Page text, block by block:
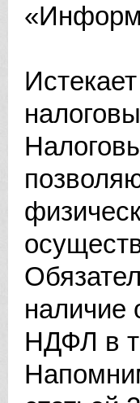
наличие
НДФЛ в